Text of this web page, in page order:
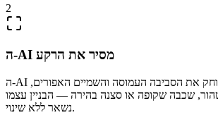
2
ה-AI מסיר את הרקע
ה-AI מזהה את הנכס, מוחק את הסביבה העמוסה והשמיים האפורים,
שכבה שקופה או סצנה בהירה — הבניין עצמו
נשאר ללא שינוי.